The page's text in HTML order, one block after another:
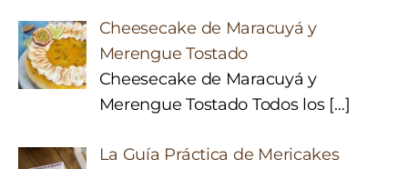
Cheesecake de Maracuyá y
Merengue Tostado
Cheesecake de Maracuyá y
Merengue Tostado Todos los […]
La Guía Práctica de Mericakes